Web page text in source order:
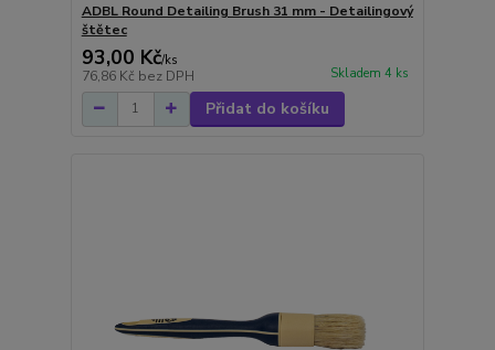
ADBL Round Detailing Brush 31 mm - Detailingový
štětec
93,00 Kč/ks
76,86 Kč bez DPH Skladem 4 ks
Přidat do košíku